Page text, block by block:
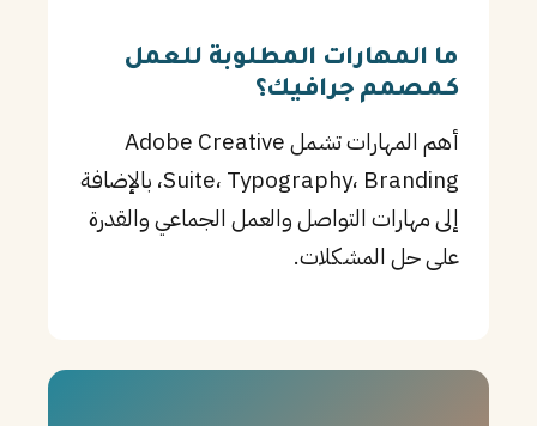
ما المهارات المطلوبة للعمل
كـمصمم جرافيك؟
أهم المهارات تشمل Adobe Creative
Suite، Typography، Branding، بالإضافة
إلى مهارات التواصل والعمل الجماعي والقدرة
على حل المشكلات.